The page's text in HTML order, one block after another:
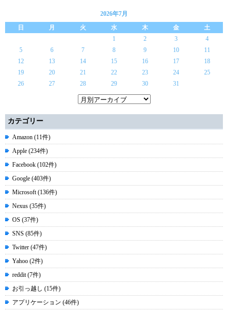
2026年7月
日
月 火 水 木 金
土
1
2 3
4
5
6 7 8 9 10
11
12
13 14 15 16 17
18
19
20 21 22 23 24
25
26
27 28 29 30 31
カテゴリー
Amazon (11件)
Apple (234件)
Facebook (102件)
Google (403件)
Microsoft (136件)
Nexus (35件)
OS (37件)
SNS (85件)
Twitter (47件)
Yahoo (2件)
reddit (7件)
お引っ越し (15件)
アプリケーション (46件)